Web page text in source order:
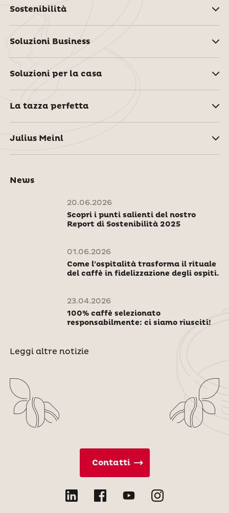
Sostenibilità
Soluzioni Business
Soluzioni per la casa
La tazza perfetta
Julius Meinl
News
20.06.2026
Scopri i punti salienti del nostro
Report di Sostenibilità 2025
01.06.2026
Come l'ospitalità trasforma il rituale
del caffè in fidelizzazione degli ospiti.
23.04.2026
100% caffè selezionato
responsabilmente: ci siamo riusciti!
Leggi altre notizie
Contatti